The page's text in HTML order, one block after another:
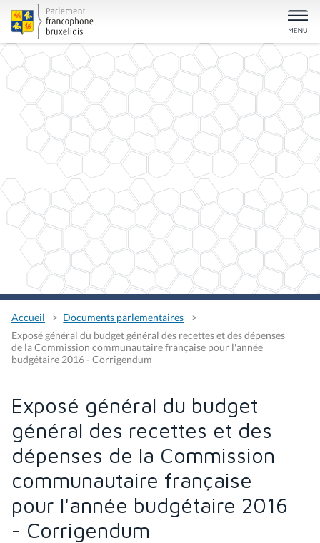
Accueil
Documents parlementaires
Exposé général du budget général des recettes et des dépenses
de la Commission communautaire française pour l'année
budgétaire 2016 - Corrigendum
Exposé général du budget
général des recettes et des
dépenses de la Commission
communautaire française
pour l'année budgétaire 2016
- Corrigendum